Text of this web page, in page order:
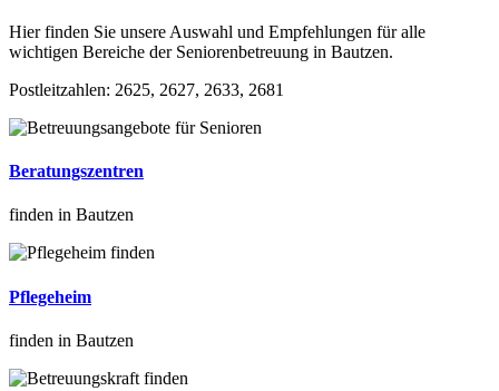
Hier finden Sie unsere Auswahl und Empfehlungen für alle
wichtigen Bereiche der Seniorenbetreuung in Bautzen.
Postleitzahlen: 2625, 2627, 2633, 2681
Beratungszentren
finden in Bautzen
Pflegeheim
finden in Bautzen